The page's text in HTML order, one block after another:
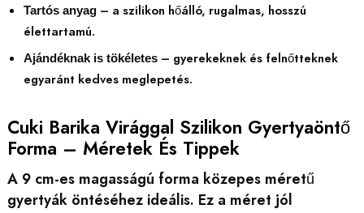
Tartós anyag– a szilikon hőálló, rugalmas, hosszú
élettartamú.
Ajándéknak is tökéletes– gyerekeknek és felnőtteknek
egyaránt kedves meglepetés.
Cuki Barika Virággal Szilikon Gyertyaöntő
Forma – Méretek És Tippek
A 9 cm-es magasságú forma közepes méretű
gyertyák öntéséhez ideális. Ez a méret jól